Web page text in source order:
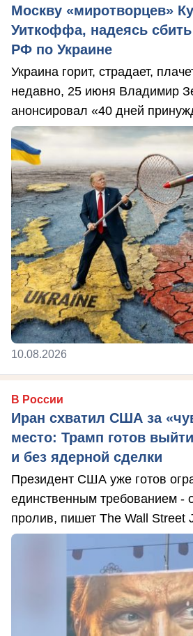
Москву «миротворцев»
Уиткоффа, надеясь
РФ по Украине
Украина горит, страдает,
недавно, 25 июня Владимир
анонсировал «40 дней
10.08.2026
В России
Иран схватил США за
место: Трамп готов
и без ядерной сделки
Президент США уже готов
единственным требованием -
пролив, пишет The Wall Street